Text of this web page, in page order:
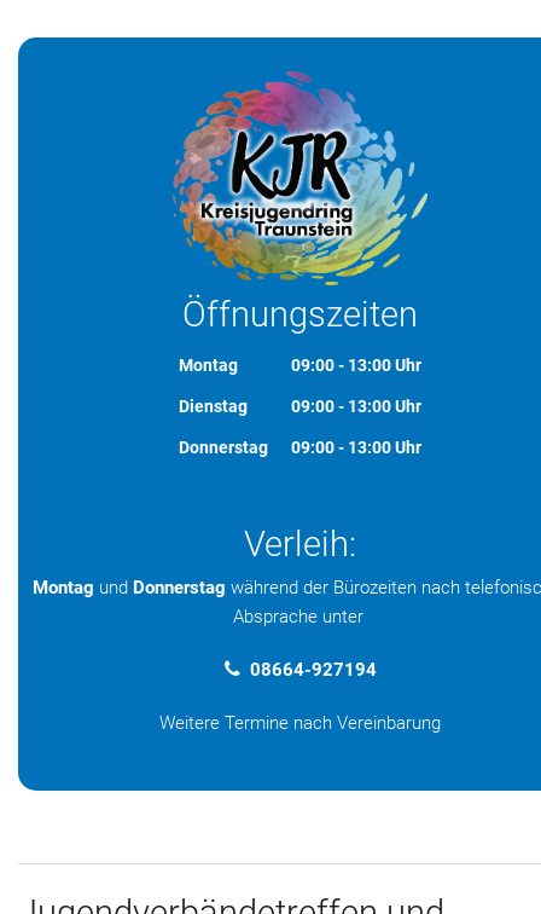
Öffnungszeiten
Montag 09:00 - 13:00 Uhr
Dienstag 09:00 - 13:00 Uhr
Donnerstag 09:00 - 13:00 Uhr
Verleih:
Montag und Donnerstag während der Bürozeiten nach
Absprache unter
08664-927194
Weitere Termine nach Vereinbarung